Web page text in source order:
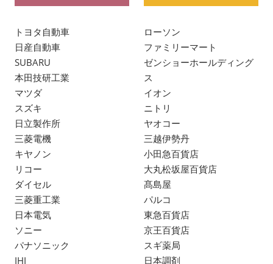
トヨタ自動車
日産自動車
SUBARU
本田技研工業
マツダ
スズキ
日立製作所
三菱電機
キヤノン
リコー
ダイセル
三菱重工業
日本電気
ソニー
パナソニック
IHI
ローソン
ファミリーマート
ゼンショーホールディング
ス
イオン
ニトリ
ヤオコー
三越伊勢丹
小田急百貨店
大丸松坂屋百貨店
髙島屋
パルコ
東急百貨店
京王百貨店
スギ薬局
日本調剤